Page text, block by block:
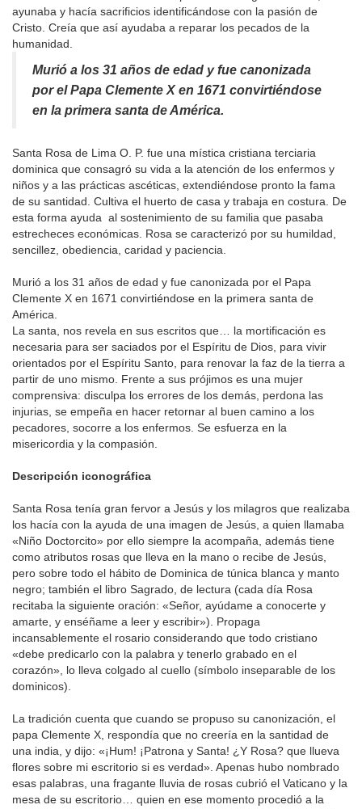
ayunaba y hacía sacrificios identificándose con la pasión de
Cristo. Creía que así ayudaba a reparar los pecados de la
humanidad.
Murió a los 31 años de edad y fue canonizada
por el Papa Clemente X en 1671 convirtiéndose
en la primera santa de América.
Santa Rosa de Lima O. P. fue una mística cristiana terciaria
dominica que consagró su vida a la atención de los enfermos y
niños y a las prácticas ascéticas, extendiéndose pronto la fama
de su santidad. Cultiva el huerto de casa y trabaja en costura. De
esta forma ayuda al sostenimiento de su familia que pasaba
estrecheces económicas. Rosa se caracterizó por su humildad,
sencillez, obediencia, caridad y paciencia.
Murió a los 31 años de edad y fue canonizada por el Papa
Clemente X en 1671 convirtiéndose en la primera santa de
América.
La santa, nos revela en sus escritos que… la mortificación es
necesaria para ser saciados por el Espíritu de Dios, para vivir
orientados por el Espíritu Santo, para renovar la faz de la tierra a
partir de uno mismo. Frente a sus prójimos es una mujer
comprensiva: disculpa los errores de los demás, perdona las
injurias, se empeña en hacer retornar al buen camino a los
pecadores, socorre a los enfermos. Se esfuerza en la
misericordia y la compasión.
Descripción iconográfica
Santa Rosa tenía gran fervor a Jesús y los milagros que realizaba
los hacía con la ayuda de una imagen de Jesús, a quien llamaba
«Niño Doctorcito» por ello siempre la acompaña, además tiene
como atributos rosas que lleva en la mano o recibe de Jesús,
pero sobre todo el hábito de Dominica de túnica blanca y manto
negro; también el libro Sagrado, de lectura (cada día Rosa
recitaba la siguiente oración: «Señor, ayúdame a conocerte y
amarte, y enséñame a leer y escribir»). Propaga
incansablemente el rosario considerando que todo cristiano
«debe predicarlo con la palabra y tenerlo grabado en el
corazón», lo lleva colgado al cuello (símbolo inseparable de los
dominicos).
La tradición cuenta que cuando se propuso su canonización, el
papa Clemente X, respondía que no creería en la santidad de
una india, y dijo: «¡Hum! ¡Patrona y Santa! ¿Y Rosa? que llueva
flores sobre mi escritorio si es verdad». Apenas hubo nombrado
esas palabras, una fragante lluvia de rosas cubrió el Vaticano y la
mesa de su escritorio… quien en ese momento procedió a la